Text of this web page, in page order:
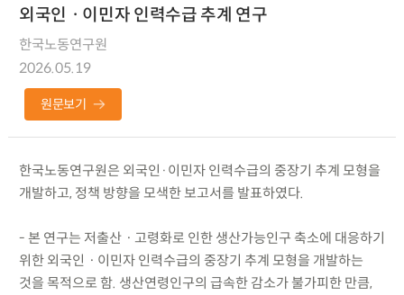
외국인ㆍ이민자 인력수급 추계 연구
한국노동연구원
2026.05.19
원문보기
한국노동연구원은 외국인·이민자 인력수급의 중장기 추계 모형을
개발하고, 정책 방향을 모색한 보고서를 발표하였다.
- 본 연구는 저출산ㆍ고령화로 인한 생산가능인구 축소에 대응하기
위한 외국인ㆍ이민자 인력수급의 중장기 추계 모형을 개발하는
것을 목적으로 함. 생산연령인구의 급속한 감소가 불가피한 만큼,